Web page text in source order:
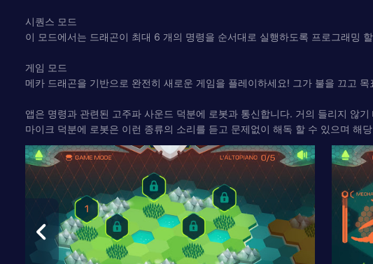
시퀀스 모드
이 모드에서는 드래곤이 최대 6 개의 명령을 순서대로 실행하도록 프로그래밍
게임 모드
메카 드래곤을 기반으로 완전히 새로운 게임을 플레이하세요! 그가 불을 끄고
앱은 명령과 관련된 고주파 사운드 덕분에 로봇과 통신합니다. 거의 들리지 않
마이크 덕분에 로봇은 이런 종류의 소리를 듣고 문제없이 해독 할 수 있으며 해